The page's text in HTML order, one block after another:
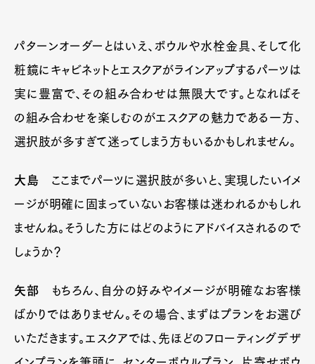
Art&Design
ProductCultureLifestyle
パターンオーダーとはいえ、ボウルや水栓金具、そして化
粧鏡にキャビネットとエスクアがラインアップするパーツは
実に豊富で、その組み合わせは無限大です。となればそ
の組み合わせを楽しむのがエスクアの魅力である一方、
選択肢が多すぎて迷ってしまう方もいるかもしれません。
大島 ここまでパーツに選択肢が多いと、実現したいイメ
ージが明確に固まっていないお客様は迷われるかもしれ
ませんね。そうした方にはどのようにアドバイスされるので
しょうか？
矢部 もちろん、自分の好みやイメージが明確なお客様
ばかりではありません。その場合、まずはプランをお選び
いただきます。エスクアでは、先ほどのフローティングデザ